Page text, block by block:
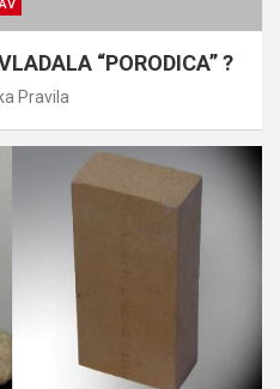
“PORODICA” ?
Pravila